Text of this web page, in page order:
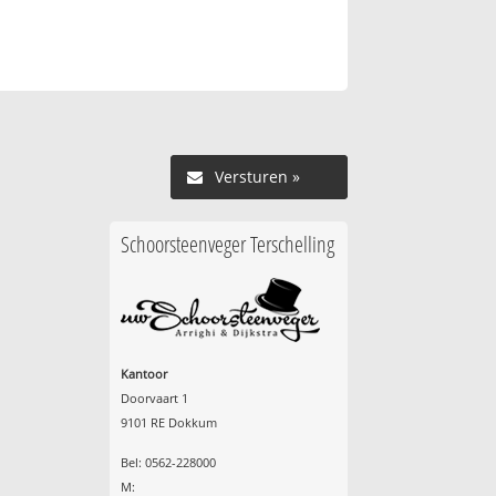
Versturen »
Schoorsteenveger Terschelling
Kantoor
Doorvaart 1
9101 RE Dokkum
Bel: 0562-228000
M: